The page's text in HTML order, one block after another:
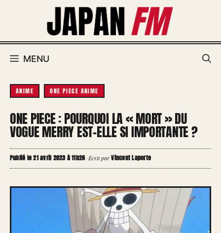
MENU
ANIME ONE PIECE ANIME
ONE PIECE : POURQUOI LA « MORT » DU
VOGUE MERRY EST-ELLE SI IMPORTANTE ?
Publié le 21 avril 2023 à 11h26·Écrit parVincent Laporte